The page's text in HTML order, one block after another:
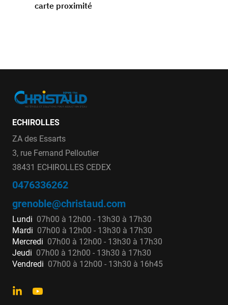
carte proximité
ECHIROLLES
ZA des Essarts
3, rue Fernand Pelloutier
38431 ECHIROLLES CEDEX
0476336262
grenoble@christaud.com
Lundi 07h00 à 12h00 - 13h30 à 17h30
Mardi 07h00 à 12h00 - 13h30 à 17h30
Mercredi 07h00 à 12h00 - 13h30 à 17h30
Jeudi 07h00 à 12h00 - 13h30 à 17h30
Vendredi 07h00 à 12h00 - 13h30 à 16h45